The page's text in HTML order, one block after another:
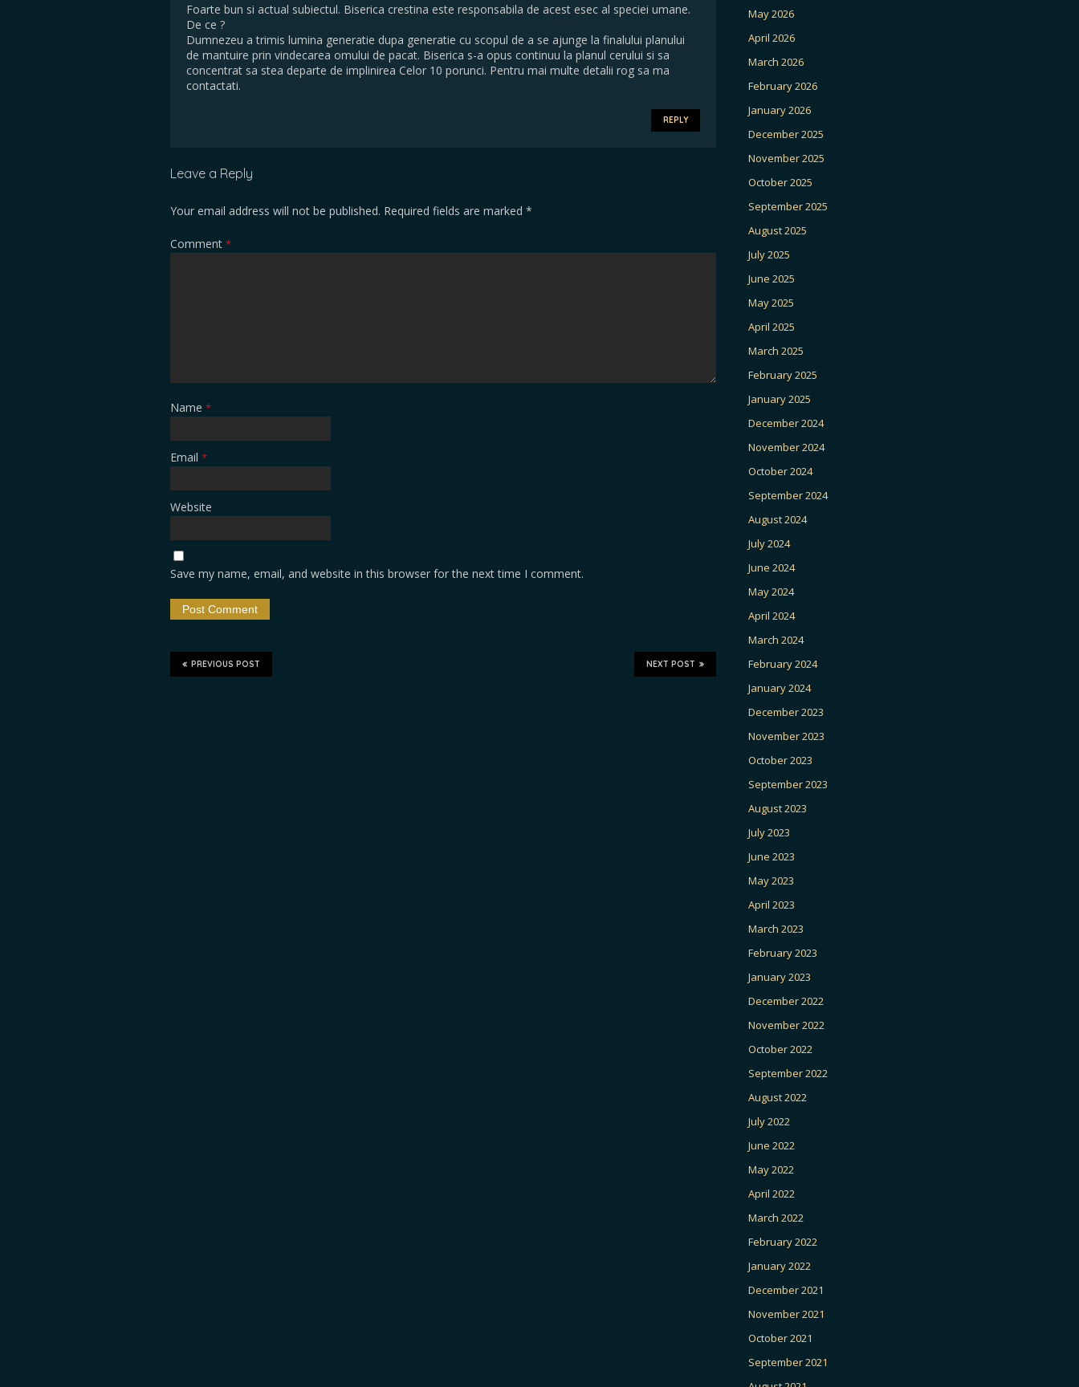
Foarte bun si actual subiectul. Biserica crestina este responsabila de acest esec al speciei umane.
De ce ?
Dumnezeu a trimis lumina generatie dupa generatie cu scopul de a se ajunge la finalului planului
de mantuire prin vindecarea omului de pacat. Biserica s-a opus continuu la planul cerului si sa
concentrat sa stea departe de implinirea Celor 10 porunci. Pentru mai multe detalii rog sa ma
contactati.
REPLY
Leave a Reply
Your email address will not be published. Required fields are marked *
Comment *
Name *
Email *
Website
Save my name, email, and website in this browser for the next time I comment.
NEXT POST
PREVIOUS POST
May 2026
April 2026
March 2026
February 2026
January 2026
December 2025
November 2025
October 2025
September 2025
August 2025
July 2025
June 2025
May 2025
April 2025
March 2025
February 2025
January 2025
December 2024
November 2024
October 2024
September 2024
August 2024
July 2024
June 2024
May 2024
April 2024
March 2024
February 2024
January 2024
December 2023
November 2023
October 2023
September 2023
August 2023
July 2023
June 2023
May 2023
April 2023
March 2023
February 2023
January 2023
December 2022
November 2022
October 2022
September 2022
August 2022
July 2022
June 2022
May 2022
April 2022
March 2022
February 2022
January 2022
December 2021
November 2021
October 2021
September 2021